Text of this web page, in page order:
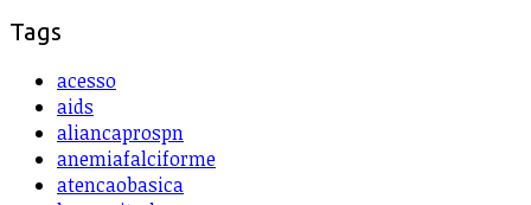
Tags
acesso
aids
aliancaprospn
anemiafalciforme
atencaobasica